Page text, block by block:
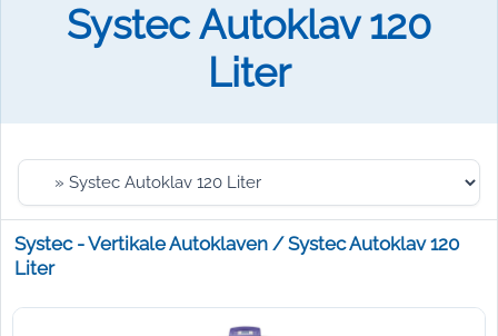
Systec Autoklav 120
Liter
Systec - Vertikale Autoklaven / Systec Autoklav 120
Liter